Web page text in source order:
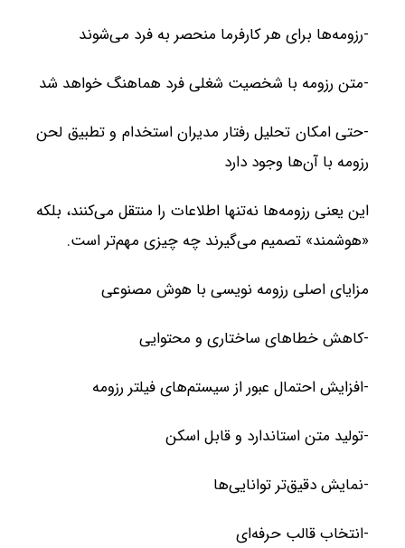
-رزومه‌ها برای هر کارفرما منحصر به فرد می‌شوند
-متن رزومه با شخصیت شغلی فرد هماهنگ خواهد شد
-حتی امکان تحلیل رفتار مدیران استخدام و تطبیق لحن
رزومه با آن‌ها وجود دارد
این یعنی رزومه‌ها نه‌تنها اطلاعات را منتقل می‌کنند، بلکه
«هوشمند» تصمیم می‌گیرند چه چیزی مهم‌تر است.
مزایای اصلی رزومه نویسی با هوش مصنوعی
-کاهش خطاهای ساختاری و محتوایی
-افزایش احتمال عبور از سیستم‌های فیلتر رزومه
-تولید متن استاندارد و قابل اسکن
-نمایش دقیق‌تر توانایی‌ها
-انتخاب قالب حرفه‌ای